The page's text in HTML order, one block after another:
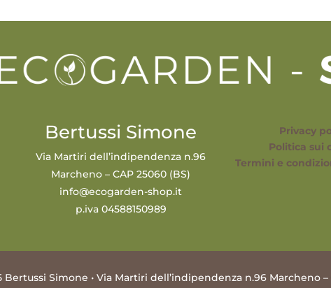
Bertussi Simone
Via Martiri dell’indipendenza n.96
Marcheno – CAP 25060 (BS)
info@ecogarden-shop.it
p.iva 04588150989
Privacy
Politica sui
Termini e
Simone • Via Martiri dell’indipendenza n.96 Marcheno –